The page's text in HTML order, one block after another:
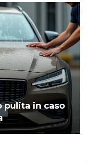
pulita in caso